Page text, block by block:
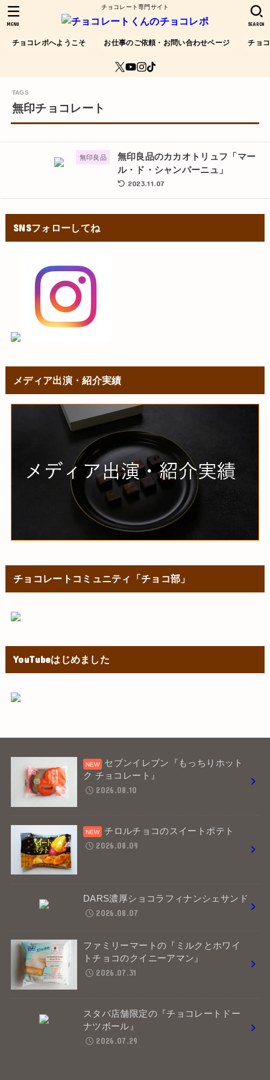
チョコレート専門サイト
チョコレポへようこそ お仕事のご依頼・お問い合わせページ チョ
SEARCH
MENU
無印チョコレート
無印良品
無印良品のカカオトリュフ「マー
ル・ド・シャンパーニュ」
2023.11.07
SNSフォローしてね
メディア出演・紹介実績
チョコレートコミュニティ「チョコ部」
YouTubeはじめました
セブンイレブン『もっちりホット
ク チョコレート』
2026.08.10
チロルチョコのスイートポテト
2026.08.09
DARS濃厚ショコラフィナンシェサンド
2026.08.07
ファミリーマートの『ミルクとホワイ
トチョコのクイニーアマン』
2026.07.31
スタバ店舗限定の『チョコレートドー
ナツボール』
2026.07.29